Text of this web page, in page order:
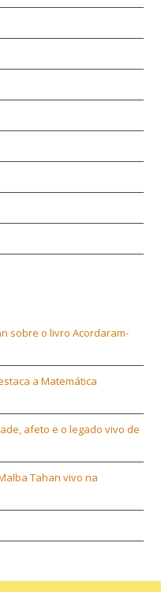
sobre o livro Acordaram-
a Matemática
afeto e o legado vivo de
Tahan vivo na